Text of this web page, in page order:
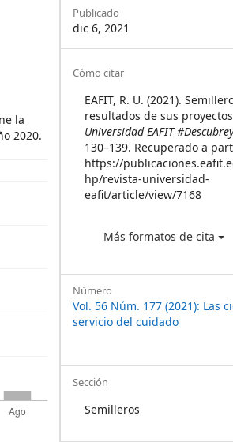
la
2020.
Publicado
dic 6, 2021
Article
Details
Cómo citar
EAFIT, R. U. (2021).
resultados de sus
Universidad EAFIT
130–139. Recuperado a
https://
hp/revista-universidad-
eafit/article/view/7168
Más formatos de cita
Número
Vol. 56 Núm. 177 (2021): Las
servicio del cuidado
Sección
Semilleros